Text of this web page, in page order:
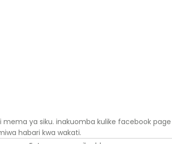
mema ya siku. inakuomba kulike facebook
habari kwa wakati.